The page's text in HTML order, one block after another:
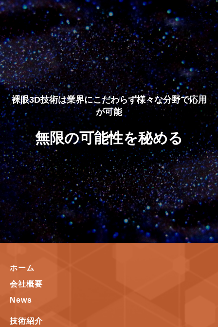
裸眼3D技術は業界にこだわらず様々な分野で応用
が可能
無限の可能性を秘める
ホーム
会社概要
News
技術紹介